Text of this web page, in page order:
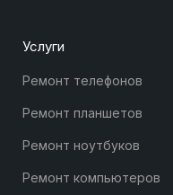
Услуги
Ремонт телефонов
Ремонт планшетов
Ремонт ноутбуков
Ремонт компьютеров